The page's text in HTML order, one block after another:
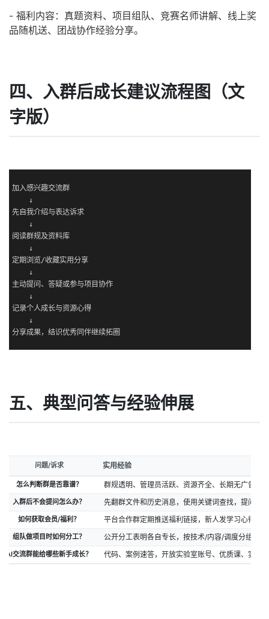
- 福利内容：真题资料、项目组队、竞赛名师讲解、线上奖
品随机送、团战协作经验分享。
四、入群后成长建议流程图（文
字版）
加入感兴趣交流群
先自我介绍与表达诉求
阅读群规及资料库
定期浏览/收藏实用分享
主动提问、答疑或参与项目协作
记录个人成长与资源心得
分享成果，结识优秀同伴继续拓圈
五、典型问答与经验伸展
问题/诉求 实用经验
怎么判断群是否靠谱？ 群规透明、管理员活跃、资源齐全、长期无广告骚
入群后不会提问怎么办？ 先翻群文件和历史消息，使用关键词查找，提问描
如何获取会员/福利？ 平台合作群定期推送福利链接，新人发学习心得常
组队做项目时如何分工？ 公开分工表明各自专长，按技术/内容/调度分组，
AI交流群能给哪些新手成长？ 代码、案例速答，开放实验室账号、优质课、实战